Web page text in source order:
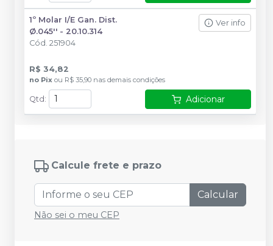
1º Molar I/E Gan. Dist.
Ø.045'' - 20.10.314
Cód. 251904
Ver info
R$ 34,82
no Pix ou R$ 35,90 nas demais condições
Qtd : Adicionar
Calcule frete e prazo
Calcular
Não sei o meu CEP